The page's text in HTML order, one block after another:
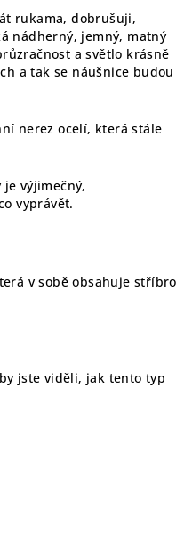
rukama, dobrušuji,
nádherný, jemný, matný
a světlo krásně
a tak se náušnice budou
nerez ocelí, která stále
výjimečný,
vyprávět.
v sobě obsahuje stříbro
jste viděli, jak tento typ